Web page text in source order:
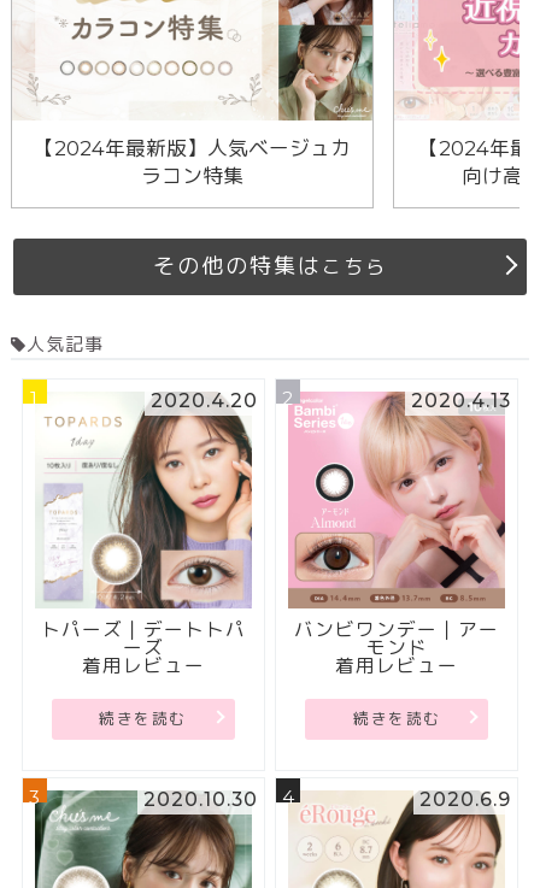
【2024年最新版】人気ベージュカ
ラコン特集
【2024年
向け高
その他の特集は こちら
人気記事
1 2020.4.20
トパーズ｜デートトパ
ーズ
着用レビュー
続きを読む
2 2020.4.13
バンビワンデー｜アー
モンド
着用レビュー
続きを読む
3 2020.10.30 4 2020.6.9